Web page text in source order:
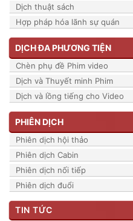
Dịch thuật sách
Hợp pháp hóa lãnh sự quán
DỊCH ĐA PHƯƠNG TIỆN
Chèn phụ đề Phim video
Dịch và Thuyết minh Phim
Dịch và lồng tiếng cho Video
PHIÊN DỊCH
Phiên dịch hội thảo
Phiên dịch Cabin
Phiên dịch nối tiếp
Phiên dịch đuổi
TIN TỨC